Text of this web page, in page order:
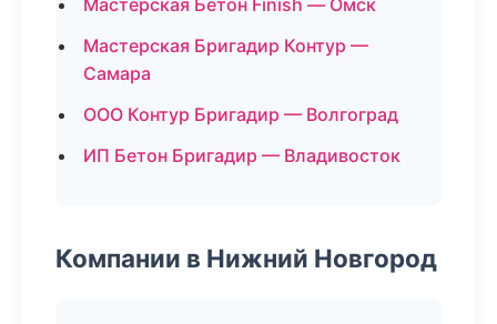
Мастерская Бетон Finish — Омск
Мастерская Бригадир Контур —
Самара
ООО Контур Бригадир — Волгоград
ИП Бетон Бригадир — Владивосток
Компании в Нижний Новгород